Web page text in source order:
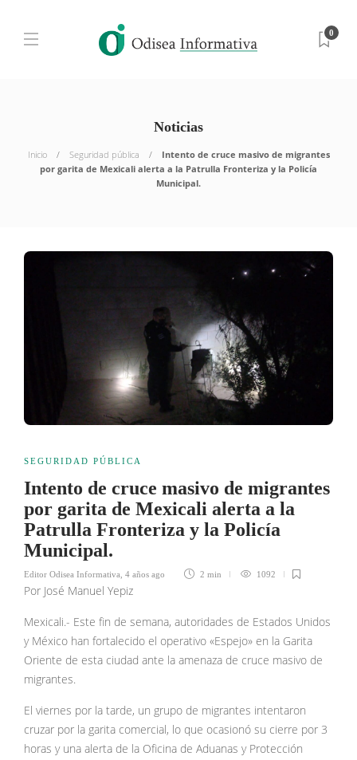
0
Noticias
Inicio Seguridad pública
Intento de cruce masivo de migrantes
por garita de Mexicali alerta a la Patrulla Fronteriza y la Policía
Municipal.
SEGURIDAD PÚBLICA
Intento de cruce masivo de migrantes
por garita de Mexicali alerta a la
Patrulla Fronteriza y la Policía
Municipal.
Editor Odisea Informativa 4 años ago 2 min 1092
Por José Manuel Yepiz
Mexicali.- Este fin de semana, autoridades de Estados Unidos
y México han fortalecido el operativo «Espejo» en la Garita
Oriente de esta ciudad ante la amenaza de cruce masivo de
migrantes.
El viernes por la tarde, un grupo de migrantes intentaron
cruzar por la garita comercial, lo que ocasionó su cierre por 3
horas y una alerta de la Oficina de Aduanas y Protección